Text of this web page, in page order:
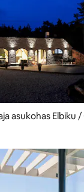
asukohas Elbiku /